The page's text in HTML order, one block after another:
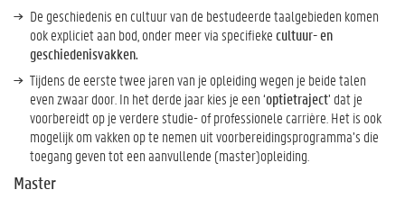
De geschiedenis en cultuur van de bestudeerde taalgebieden komen
ook expliciet aan bod, onder meer via specifiekecultuur- en
geschiedenisvakken.
Tijdens de eerste twee jaren van je opleiding wegen je beide talen
even zwaar door. In het derde jaar kies je een ‘optietraject’ dat je
voorbereidt op je verdere studie- of professionele carrière. Het is ook
mogelijk om vakken op te nemen uit voorbereidingsprogramma’s die
toegang geven tot een aanvullende (master)opleiding.
Master